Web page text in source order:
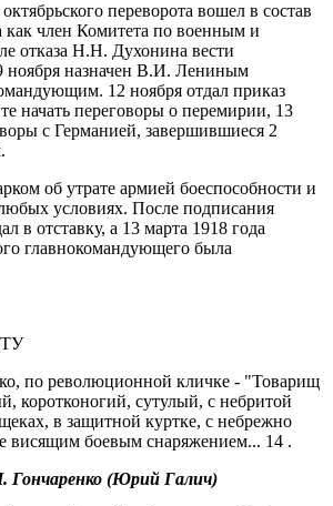
переворота вошел в состав
как член Комитета по военным и
отказа Н.Н. Духонина вести
ноября назначен В.И. Лениным
12 ноября отдал приказ
начать переговоры о перемирии, 13
с Германией, завершившиеся 2
об утрате армией боеспособности и
условиях. После подписания
в отставку, а 13 марта 1918 года
главнокомандующего была
по революционной кличке - "Товарищ
коротконогий, сутулый, с небритой
в защитной куртке, с небрежно
висящим боевым снаряжением... 14 .
Гончаренко (Юрий Галич)